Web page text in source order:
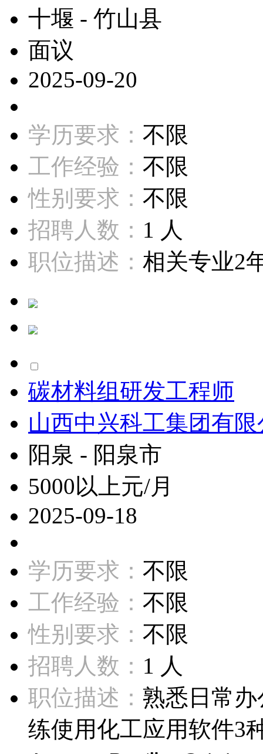
十堰 - 竹山县
面议
2025-09-20
学历要求： 不限
工作经验： 不限
性别要求： 不限
招聘人数： 1 人
职位描述： 相关专业2
碳材料组研发工程师
山西中兴科工集团有
阳泉 - 阳泉市
5000以上元/月
2025-09-18
学历要求： 不限
工作经验： 不限
性别要求： 不限
招聘人数： 1 人
职位描述： 熟悉日常
练使用化工应用软件3